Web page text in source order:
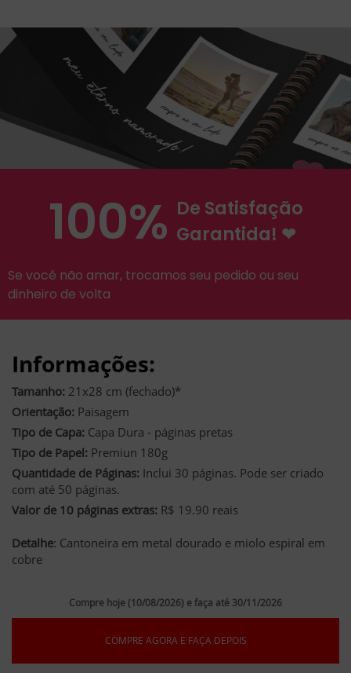
100% De Satisfação
Garantida! ❤
Se você não amar, trocamos seu pedido ou seu
dinheiro de volta
Informações:
Tamanho: 21x28 cm (fechado)*
Orientação: Paisagem
Tipo de Capa: Capa Dura - páginas pretas
Tipo de Papel: Premiun 180g
Quantidade de Páginas: Inclui 30 páginas. Pode ser criado
com até 50 páginas.
Valor de 10 páginas extras: R$ 19.90 reais
Detalhe: Cantoneira em metal dourado e miolo espiral em
cobre
Compre hoje (10/08/2026) e faça até 30/11/2026
COMPRE AGORA E FAÇA DEPOIS